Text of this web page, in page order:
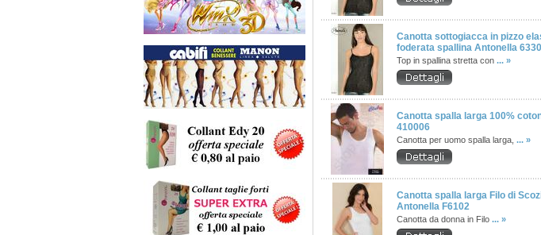
Canotta sottogiacca in pizzo
foderata spallina Antonella
Top in spallina stretta con ... »
Canotta spalla larga 100%
410006
Canotta per uomo spalla larga, ... »
Canotta spalla larga Filo di
Antonella F6102
Canotta da donna in Filo ... »